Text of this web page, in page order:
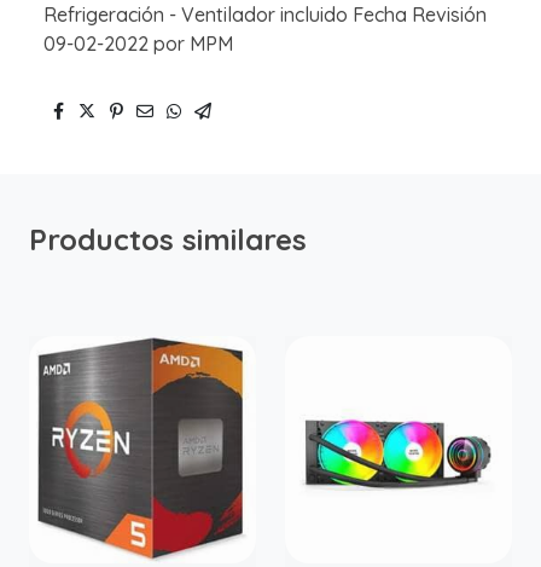
Refrigeración - Ventilador incluido Fecha Revisión
09-02-2022 por MPM
Productos similares